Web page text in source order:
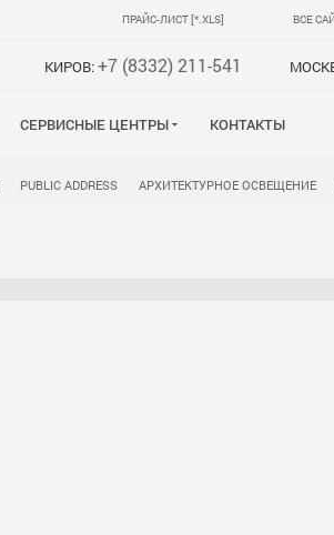
ПРАЙС-ЛИСТ [*.XLS] ВСЕ
КИРОВ:+7 (8332) 211-541
СЕРВИСНЫЕ ЦЕНТРЫ КОНТАКТЫ
PUBLIC ADDRESS АРХИТЕКТУРНОЕ ОСВЕЩЕНИЕ